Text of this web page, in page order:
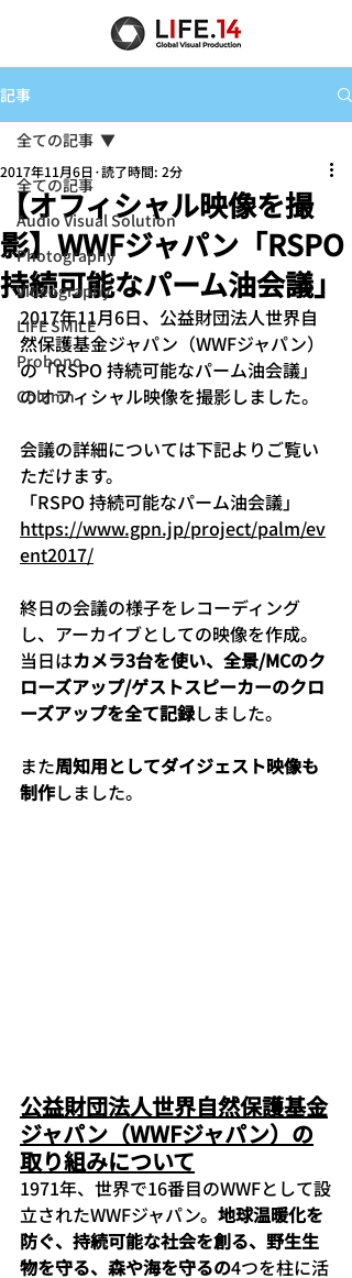
記事
全ての記事
Audio Visual Solution
Photography
Videography
LIFE SMILE
Probono
Column
全ての記事
【オフィシャル映像を撮
影】WWFジャパン「RSPO
持続可能なパーム油会議」
2017年11月6日 読了時間: 2分
2017年11月6日、公益財団法人世界自
然保護基金ジャパン（WWFジャパン）
の「RSPO 持続可能なパーム油会議」
のオフィシャル映像を撮影しました。
会議の詳細については下記よりご覧い
ただけます。
「RSPO 持続可能なパーム油会議」
https://www.gpn.jp/project/palm/ev
ent2017/
終日の会議の様子をレコーディング
し、アーカイブとしての映像を作成。
当日はカメラ3台を使い、全景/MCのク
ローズアップ/ゲストスピーカーのクロ
ーズアップを全て記録しました。
また周知用としてダイジェスト映像も
制作しました。
公益財団法人世界自然保護基金
ジャパン（WWFジャパン）の
取り組みについて
1971年、世界で16番目のWWFとして設
立されたWWFジャパン。 地球温暖化を
防ぐ、持続可能な社会を創る、野生生
物を守る、森や海を守るの4つを柱に活